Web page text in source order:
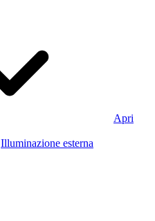
Apri
Illuminazione esterna